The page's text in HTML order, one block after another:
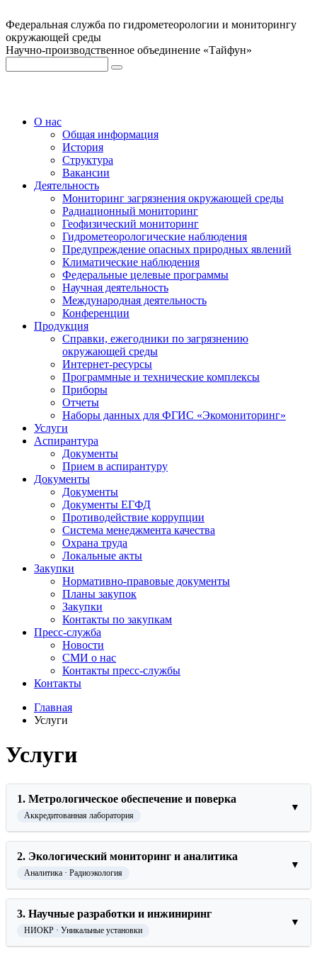
Федеральная служба по гидрометеорологии и мониторингу
окружающей среды
Научно-производственное объединение «Тайфун»
О нас
Общая информация
История
Структура
Вакансии
Деятельность
Мониторинг загрязнения окружающей среды
Радиационный мониторинг
Геофизический мониторинг
Гидрометеорологические наблюдения
Предупреждение опасных природных явлений
Климатические наблюдения
Федеральные целевые программы
Научная деятельность
Международная деятельность
Конференции
Продукция
Справки, ежегодники по загрязнению
окружающей среды
Интернет-ресурсы
Программные и технические комплексы
Приборы
Отчеты
Наборы данных для ФГИС «Экомониторинг»
Услуги
Аспирантура
Документы
Прием в аспирантуру
Документы
Документы
Документы ЕГФД
Противодействие коррупции
Система менеджмента качества
Охрана труда
Локальные акты
Закупки
Нормативно-правовые документы
Планы закупок
Закупки
Контакты по закупкам
Пресс-служба
Новости
СМИ о нас
Контакты пресс-службы
Контакты
Главная
Услуги
Услуги
1. Метрологическое обеспечение и поверка
Аккредитованная лаборатория
▼
назначения (по скорости ветра, по направлению ветра, по
температуре, по относительной влажности воздуха, по
гидростатическому давлению).
Поверка средств измерений параметров потока, расхода,
уровня (анемометры, термоанемометры, плювиографы,
осадкомеры, трубки напорные).
2. Экологический мониторинг и аналитика
Аналитика · Радиоэкология
▼
загрязнения окружающей среды (воздух, осадки, вода, донные
отложения, почвы, биообъекты):
3. Научные разработки и инжиниринг
НИОКР · Уникальные установки
▼